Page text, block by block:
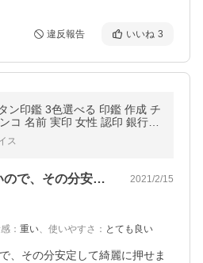
違反報告 いいね 3
ン印鑑 3色選べる 印鑑 作成 チ
コ 名前 実印 女性 認印 銀行印
しゃれ 判子【目印付 ブラスト
ｍｍ】
ス
天然素材の物より重いので、その分安定し… 2021/2/15
： 重い、 使いやすさ ： とても良い
、その分安定して綺麗に押せま